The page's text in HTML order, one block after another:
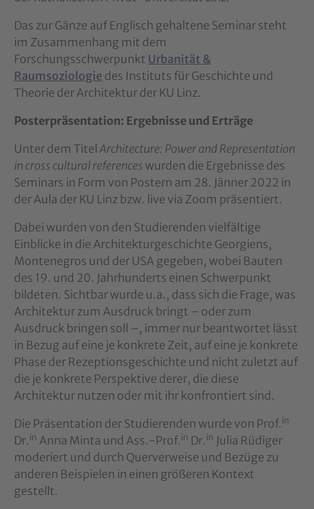
Das zur Gänze auf Englisch gehaltene Seminar steht
im Zusammenhang mit dem
Forschungsschwerpunkt Urbanität &
Raumsoziologie des Instituts für Geschichte und
Theorie der Architektur der KU Linz.
Posterpräsentation: Ergebnisse und Erträge
Unter dem Titel Architecture: Power and Representation
in cross cultural references wurden die Ergebnisse des
Seminars in Form von Postern am 28. Jänner 2022 in
der Aula der KU Linz bzw. live via Zoom präsentiert.
Dabei wurden von den Studierenden vielfältige
Einblicke in die Architekturgeschichte Georgiens,
Montenegros und der USA gegeben, wobei Bauten
des 19. und 20. Jahrhunderts einen Schwerpunkt
bildeten. Sichtbar wurde u.a., dass sich die Frage, was
Architektur zum Ausdruck bringt – oder zum
Ausdruck bringen soll –, immer nur beantwortet lässt
in Bezug auf eine je konkrete Zeit, auf eine je konkrete
Phase der Rezeptionsgeschichte und nicht zuletzt auf
die je konkrete Perspektive derer, die diese
Architektur nutzen oder mit ihr konfrontiert sind.
Die Präsentation der Studierenden wurde von Prof. in
Dr. in Anna Minta und Ass.-Prof. in Dr. in Julia Rüdiger
moderiert und durch Querverweise und Bezüge zu
anderen Beispielen in einen größeren Kontext
gestellt.